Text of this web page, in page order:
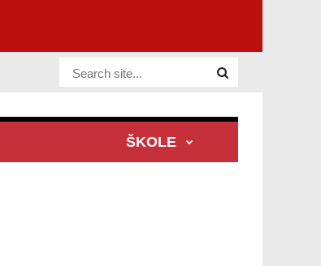
Website Site
ŠKOLE